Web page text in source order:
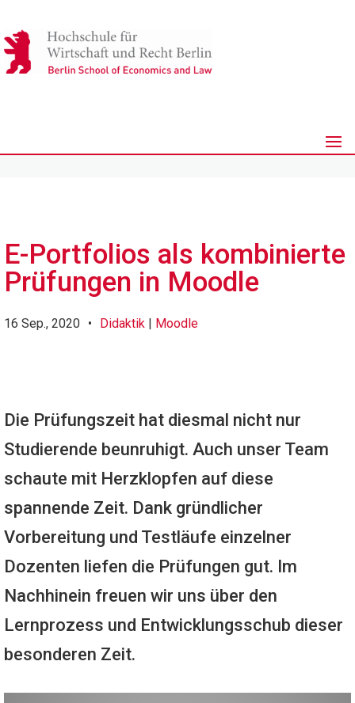
E-Portfolios als kombinierte
Prüfungen in Moodle
16 Sep., 2020 • Didaktik | Moodle
Die Prüfungszeit hat diesmal nicht nur
Studierende beunruhigt. Auch unser Team
schaute mit Herzklopfen auf diese
spannende Zeit. Dank gründlicher
Vorbereitung und Testläufe einzelner
Dozenten liefen die Prüfungen gut. Im
Nachhinein freuen wir uns über den
Lernprozess und Entwicklungsschub dieser
besonderen Zeit.